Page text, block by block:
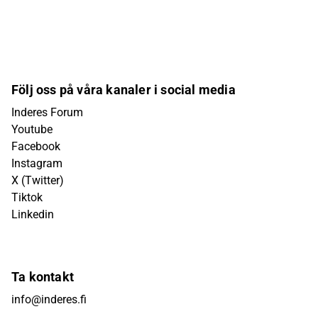
Följ oss på våra kanaler i social media
Inderes Forum
Youtube
Facebook
Instagram
X (Twitter)
Tiktok
Linkedin
Ta kontakt
info@inderes.fi